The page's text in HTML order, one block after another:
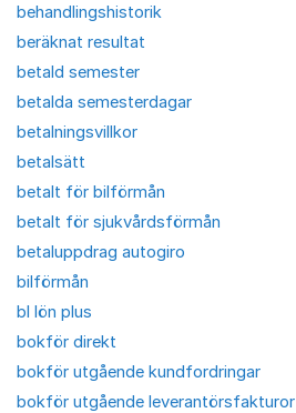
behandlingshistorik
beräknat resultat
betald semester
betalda semesterdagar
betalningsvillkor
betalsätt
betalt för bilförmån
betalt för sjukvårdsförmån
betaluppdrag autogiro
bilförmån
bl lön plus
bokför direkt
bokför utgående kundfordringar
bokför utgående leverantörsfakturor